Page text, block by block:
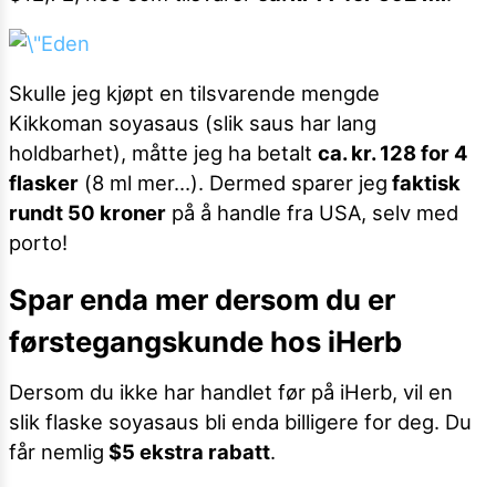
Skulle jeg kjøpt en tilsvarende mengde
Kikkoman soyasaus (slik saus har lang
holdbarhet), måtte jeg ha betalt ca. kr. 128 for 4
flasker (8 ml mer…). Dermed sparer jeg faktisk
rundt 50 kroner på å handle fra USA, selv med
porto!
Spar enda mer dersom du er
førstegangskunde hos iHerb
Dersom du ikke har handlet før på iHerb, vil en
slik flaske soyasaus bli enda billigere for deg. Du
får nemlig $5 ekstra rabatt.